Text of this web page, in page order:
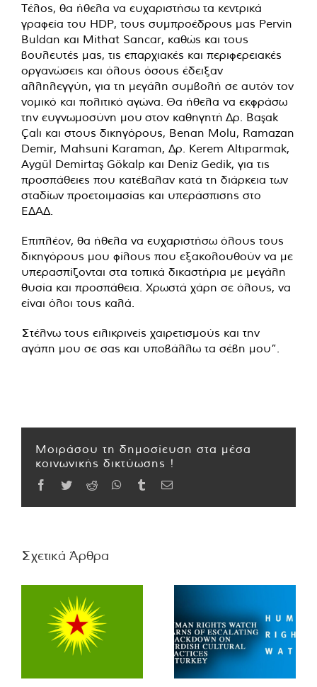
Τέλος, θα ήθελα να ευχαριστήσω τα κεντρικά
γραφεία του HDP, τους συμπροέδρους μας Pervin
Buldan και Mithat Sancar, καθώς και τους
βουλευτές μας, τις επαρχιακές και περιφερειακές
οργανώσεις και όλους όσους έδειξαν
αλληλεγγύη, για τη μεγάλη συμβολή σε αυτόν τον
νομικό και πολιτικό αγώνα. Θα ήθελα να εκφράσω
την ευγνωμοσύνη μου στον καθηγητή Δρ. Başak
Çalı και στους δικηγόρους, Benan Molu, Ramazan
Demir, Mahsuni Karaman, Δρ. Kerem Altıparmak,
Aygül Demirtaş Gökalp και Deniz Gedik, για τις
προσπάθειες που κατέβαλαν κατά τη διάρκεια των
σταδίων προετοιμασίας και υπεράσπισης στο
ΕΔΑΔ.
Επιπλέον, θα ήθελα να ευχαριστήσω όλους τους
δικηγόρους μου φίλους που εξακολουθούν να με
υπερασπίζονται στα τοπικά δικαστήρια με μεγάλη
θυσία και προσπάθεια. Χρωστά χάρη σε όλους, να
είναι όλοι τους καλά.
Στέλνω τους ειλικρινείς χαιρετισμούς και την
αγάπη μου σε σας και υποβάλλω τα σέβη μου”.
Μοιράσου τη δημοσίευση στα μέσα
κοινωνικής δικτύωσης !
Facebook
TwitterReddit WhatsApp
TumblrEmail
Σχετικά Άρθρα